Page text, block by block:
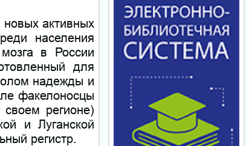
активных
населения
в России
для
надежды и
факелоносцы
регионе)
и Луганской
регистр.